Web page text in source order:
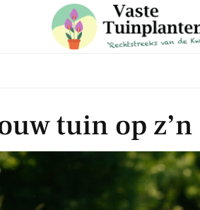
tuin op
onze
trends, ontvang handige tuin
in onze webshop